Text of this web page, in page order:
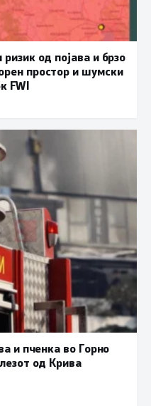
од појава и брзо
простор и шумски
FWI
и пченка во Горно
од Крива